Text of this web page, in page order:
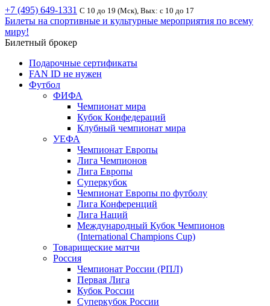
+7 (495) 649-1331 С 10 до 19 (Мск), Вых: с 10 до 17
Билеты на спортивные и культурные мероприятия по всему
миру!
Билетный брокер
Подарочные сертификаты
FAN ID не нужен
Футбол
ФИФА
Чемпионат мира
Кубок Конфедераций
Клубный чемпионат мира
УЕФА
Чемпионат Европы
Лига Чемпионов
Лига Европы
Суперкубок
Чемпионат Европы по футболу
Лига Конференций
Лига Наций
Международный Кубок Чемпионов
(International Champions Cup)
Товарищеские матчи
Россия
Чемпионат России (РПЛ)
Первая Лига
Кубок России
Суперкубок России